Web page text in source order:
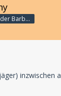
gesagt, bei
ihm vorher
Brixham so
er wäre
Villa scheint
Opfer, ein alter
Maynard
am
Stammgast in der Barbarabar
inzwischen